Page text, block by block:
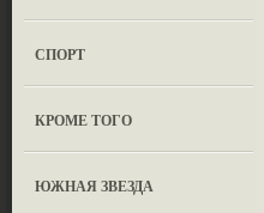
СПОРТ
КРОМЕ ТОГО
ЮЖНАЯ ЗВЕЗДА